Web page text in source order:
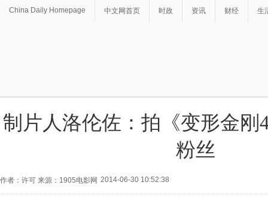
China Daily Homepage 中文网首页 时政 资讯 财经 生
制片人洛伦佐：拍《变形金刚
粉丝
作者：许可 来源：1905电影网 2014-06-30 10:52:38